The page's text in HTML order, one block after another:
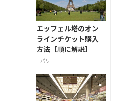
エッフェル塔のオン
ラインチケット購入
方法【順に解説】
パリ